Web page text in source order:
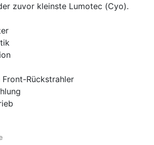
zuvor kleinste Lumotec (Cyo).
Rückstrahler